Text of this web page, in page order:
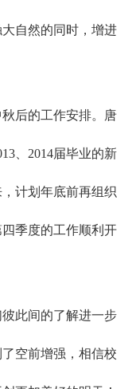
自然的同时，增进
后的工作安排。唐
、2014届毕业的新
计划年底前再组织
季度的工作顺利开
此间的了解进一步
空前增强，相信校